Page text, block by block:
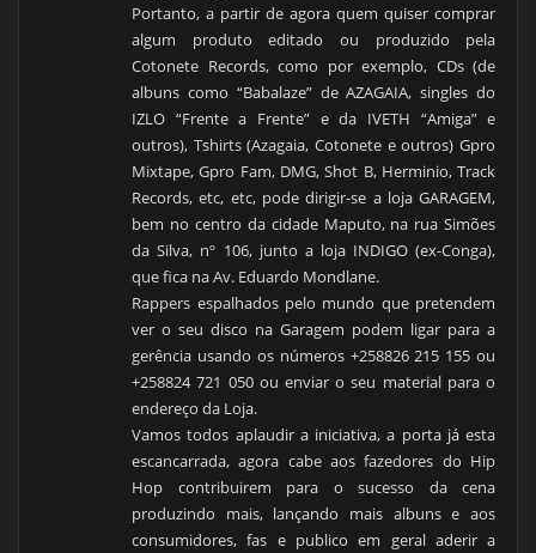
Portanto, a partir de agora quem quiser comprar
algum produto editado ou produzido pela
Cotonete Records, como por exemplo, CDs (de
albuns como “Babalaze” de AZAGAIA, singles do
IZLO “Frente a Frente” e da IVETH “Amiga” e
outros), Tshirts (Azagaia, Cotonete e outros) Gpro
Mixtape, Gpro Fam, DMG, Shot B, Herminio, Track
Records, etc, etc, pode dirigir-se a loja GARAGEM,
bem no centro da cidade Maputo, na rua Simões
da Silva, nº 106, junto a loja INDIGO (ex-Conga),
que fica na Av. Eduardo Mondlane.
Rappers espalhados pelo mundo que pretendem
ver o seu disco na Garagem podem ligar para a
gerência usando os números +258826 215 155 ou
+258824 721 050 ou enviar o seu material para o
endereço da Loja.
Vamos todos aplaudir a iniciativa, a porta já esta
escancarrada, agora cabe aos fazedores do Hip
Hop contribuirem para o sucesso da cena
produzindo mais, lançando mais albuns e aos
consumidores, fas e publico em geral aderir a